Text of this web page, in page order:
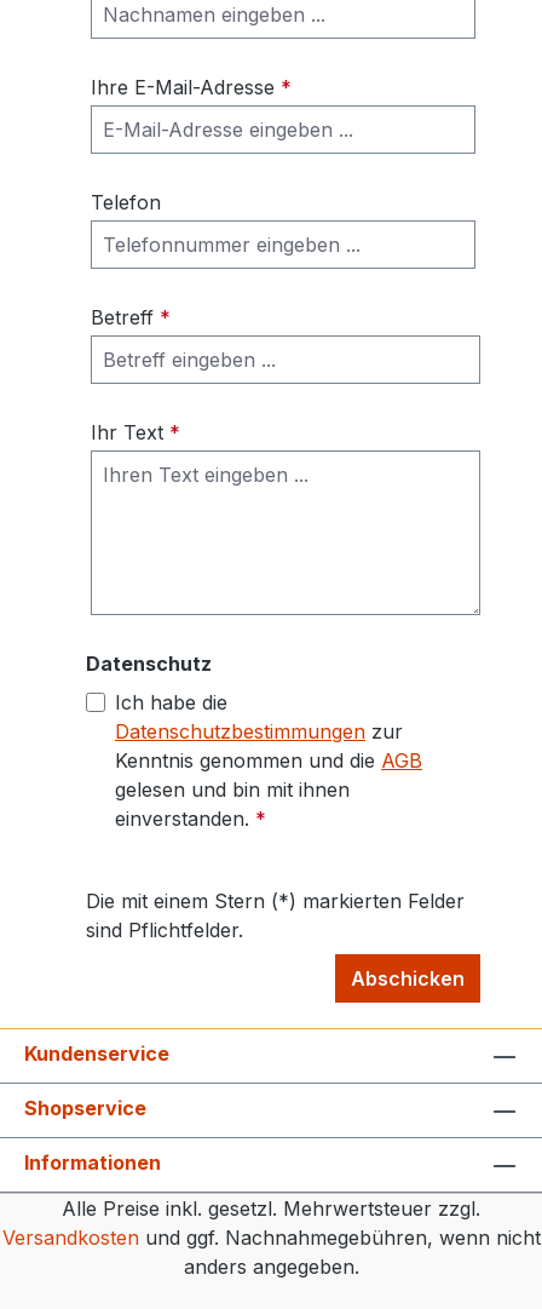
Ihre E-Mail-Adresse *
Telefon
Betreff *
Ihr Text *
Datenschutz
Ich habe die
Datenschutzbestimmungen zur
Kenntnis genommen und die AGB
gelesen und bin mit ihnen
einverstanden. *
Die mit einem Stern (*) markierten Felder
sind Pflichtfelder.
Abschicken
Kundenservice
Shopservice
Informationen
Alle Preise inkl. gesetzl. Mehrwertsteuer zzgl.
Versandkostenund ggf. Nachnahmegebühren, wenn nicht
anders angegeben.